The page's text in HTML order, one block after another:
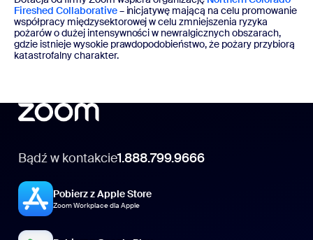
Fireshed Collaborative– inicjatywę mającą na celu promowanie
współpracy międzysektorowej w celu zmniejszenia ryzyka
pożarów o dużej intensywności w newralgicznych obszarach,
gdzie istnieje wysokie prawdopodobieństwo, że pożary przybiorą
katastrofalny charakter.
Bądź w kontakcie1.888.799.9666
Pobierz z Apple Store
Zoom Workplace dla Apple